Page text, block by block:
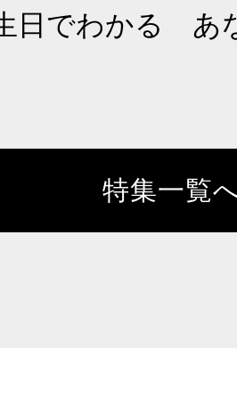
日でわかる あ
特集一覧